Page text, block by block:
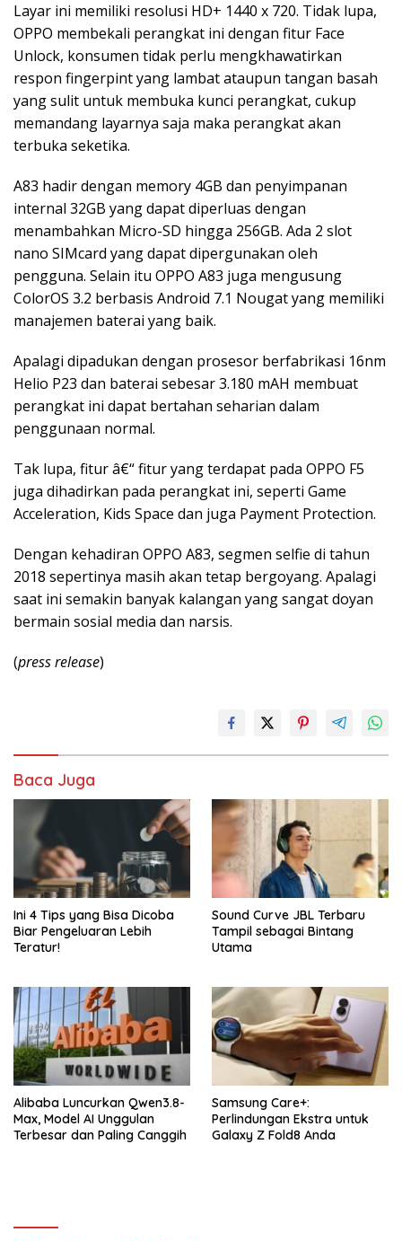
Layar ini memiliki resolusi HD+ 1440 x 720. Tidak lupa,
OPPO membekali perangkat ini dengan fitur Face
Unlock, konsumen tidak perlu mengkhawatirkan
respon fingerpint yang lambat ataupun tangan basah
yang sulit untuk membuka kunci perangkat, cukup
memandang layarnya saja maka perangkat akan
terbuka seketika.
A83 hadir dengan memory 4GB dan penyimpanan
internal 32GB yang dapat diperluas dengan
menambahkan Micro-SD hingga 256GB. Ada 2 slot
nano SIMcard yang dapat dipergunakan oleh
pengguna. Selain itu OPPO A83 juga mengusung
ColorOS 3.2 berbasis Android 7.1 Nougat yang memiliki
manajemen baterai yang baik.
Apalagi dipadukan dengan prosesor berfabrikasi 16nm
Helio P23 dan baterai sebesar 3.180 mAH membuat
perangkat ini dapat bertahan seharian dalam
penggunaan normal.
Tak lupa, fitur â€“ fitur yang terdapat pada OPPO F5
juga dihadirkan pada perangkat ini, seperti Game
Acceleration, Kids Space dan juga Payment Protection.
Dengan kehadiran OPPO A83, segmen selfie di tahun
2018 sepertinya masih akan tetap bergoyang. Apalagi
saat ini semakin banyak kalangan yang sangat doyan
bermain sosial media dan narsis.
(press release)
Baca Juga
Ini 4 Tips yang Bisa Dicoba
Biar Pengeluaran Lebih
Teratur!
Sound Curve JBL Terbaru
Tampil sebagai Bintang
Utama
Alibaba Luncurkan Qwen3.8-
Max, Model AI Unggulan
Terbesar dan Paling Canggih
Samsung Care+:
Perlindungan Ekstra untuk
Galaxy Z Fold8 Anda